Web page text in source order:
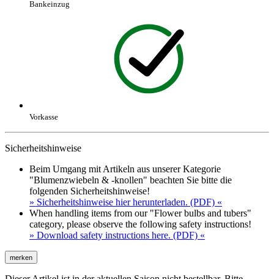
Bankeinzug
Vorkasse
Sicherheitshinweise
Beim Umgang mit Artikeln aus unserer Kategorie
"Blumenzwiebeln & -knollen" beachten Sie bitte die
folgenden Sicherheitshinweise!
» Sicherheitshinweise hier herunterladen. (PDF) «
When handling items from our "Flower bulbs and tubers"
category, please observe the following safety instructions!
» Download safety instructions here. (PDF) «
merken